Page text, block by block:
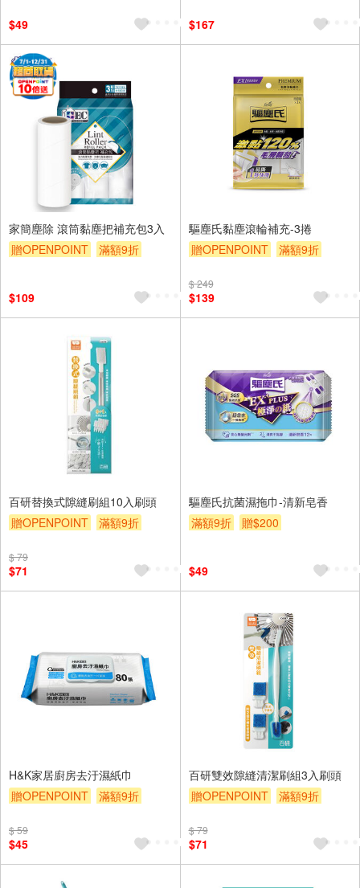
$49 $167
家簡塵除 滾筒黏塵把補充包3入
贈OPENPOINT
滿額9折
$109
驅塵氏黏塵滾輪補充-3捲
贈OPENPOINT
滿額9折
$ 249
$139
百研替換式隙縫刷組10入刷頭
贈OPENPOINT
滿額9折
$ 79
$71
驅塵氏抗菌濕拖巾-清新皂香
滿額9折
贈$200
$49
H&K家居廚房去汙濕紙巾
贈OPENPOINT
滿額9折
$ 59
$45
百研雙效隙縫清潔刷組3入刷頭
贈OPENPOINT
滿額9折
$ 79
$71